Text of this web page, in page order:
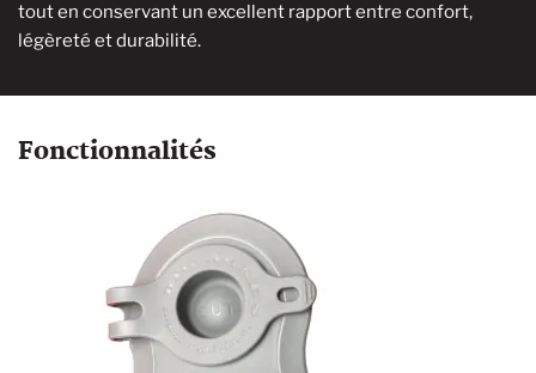
tout en conservant un excellent rapport entre confort,
légèreté et durabilité.
Fonctionnalités